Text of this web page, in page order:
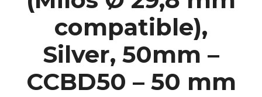
compatible),
Silver, 50mm –
CCBD50 – 50 mm